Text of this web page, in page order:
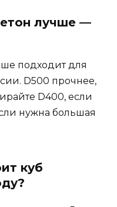
лучше —
подходит для
D500 прочнее,
D400, если
нужна большая
куб